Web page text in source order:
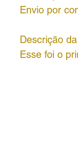
Envio por
Descrição
Esse foi o